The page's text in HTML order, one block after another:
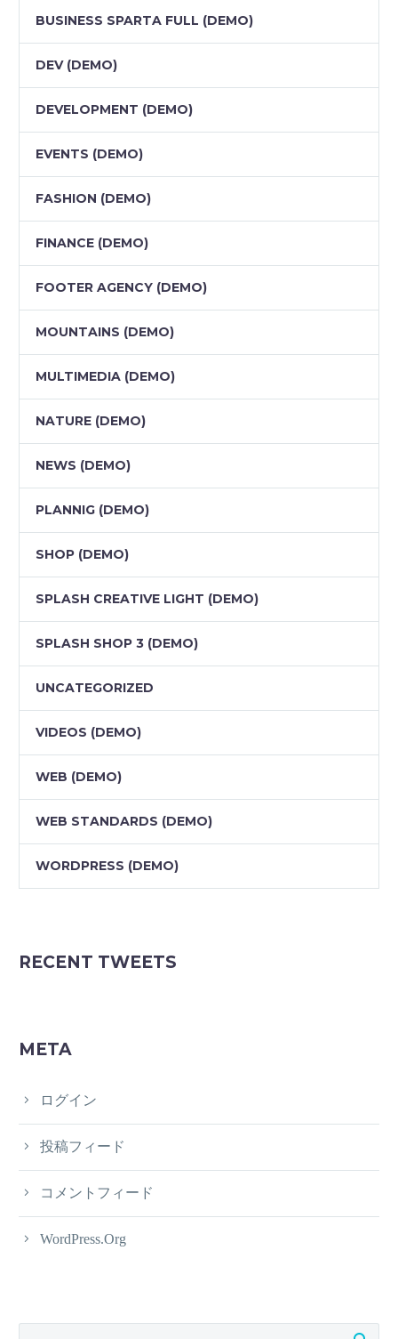
BUSINESS SPARTA FULL (DEMO)
DEV (DEMO)
DEVELOPMENT (DEMO)
EVENTS (DEMO)
FASHION (DEMO)
FINANCE (DEMO)
FOOTER AGENCY (DEMO)
MOUNTAINS (DEMO)
MULTIMEDIA (DEMO)
NATURE (DEMO)
NEWS (DEMO)
PLANNIG (DEMO)
SHOP (DEMO)
SPLASH CREATIVE LIGHT (DEMO)
SPLASH SHOP 3 (DEMO)
UNCATEGORIZED
VIDEOS (DEMO)
WEB (DEMO)
WEB STANDARDS (DEMO)
WORDPRESS (DEMO)
RECENT TWEETS
META
ログイン
投稿フィード
コメントフィード
WordPress.org